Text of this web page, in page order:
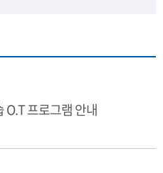
O.T 프로그램 안내